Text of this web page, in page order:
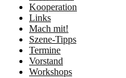
Kooperation
Links
Mach mit!
Szene-Tipps
Termine
Vorstand
Workshops